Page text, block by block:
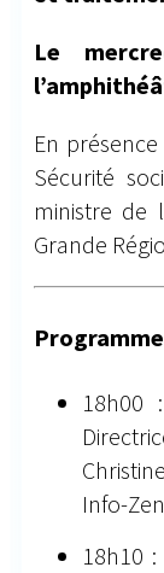
Le
En
Sécurité
ministre de
Grande
18h00
Info-
18h10